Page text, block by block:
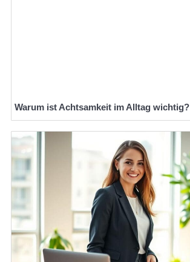
Warum ist Achtsamkeit im Alltag wichtig?